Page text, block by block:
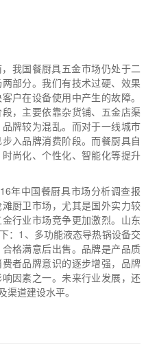
我国餐厨具五金市场仍处于二
部分。我们有技术过硬、效果
户在设备使用中产生的故障。
，主要依靠杂货铺、五金店渠
牌较为混乱。而对于一线城市
入品牌消费阶段。而餐厨具自
尚化、个性化、智能化等提升
年中国餐厨具市场分析调查报
厨卫市场，尤其是国外实力较
行业市场竞争更加激烈。山东
：1、 多功能液态导热锅设备交
格满意后出售。品牌是产品质
者品牌意识的逐步增强，品牌
因素之一。未来行业发展，还
道建设水平。